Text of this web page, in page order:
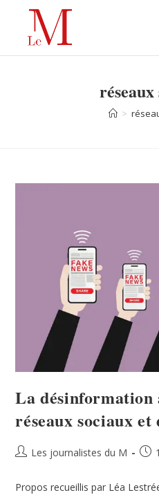
>
La désinformation
réseaux sociaux et
Les journalistes du M
Propos recueillis par Léa